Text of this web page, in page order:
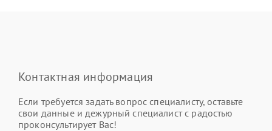
Контактная информация
Если требуется задать вопрос специалисту, оставьте
свои данные и дежурный специалист с радостью
проконсультирует Вас!